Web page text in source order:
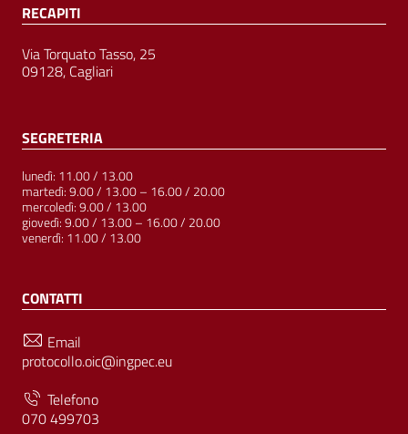
RECAPITI
Via Torquato Tasso, 25
09128, Cagliari
SEGRETERIA
lunedì: 11.00 / 13.00
martedì: 9.00 / 13.00 – 16.00 / 20.00
mercoledì: 9.00 / 13.00
giovedì: 9.00 / 13.00 – 16.00 / 20.00
venerdì: 11.00 / 13.00
CONTATTI
Email
protocollo.oic@ingpec.eu
Telefono
070 499703